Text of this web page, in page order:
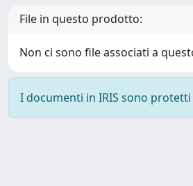
File in questo prodotto:
Non ci sono file associati a
I documenti in IRIS sono